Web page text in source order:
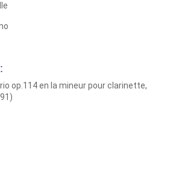
:
op.114 en la mineur pour clarinette,